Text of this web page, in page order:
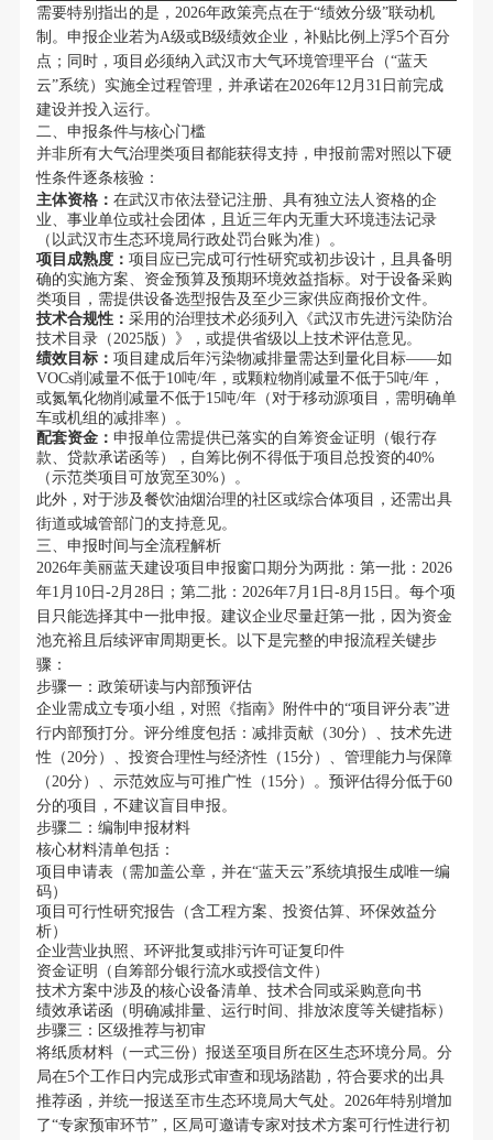
需要特别指出的是，2026年政策亮点在于“绩效分级”联动机
制。申报企业若为A级或B级绩效企业，补贴比例上浮5个百分
点；同时，项目必须纳入武汉市大气环境管理平台（“蓝天
云”系统）实施全过程管理，并承诺在2026年12月31日前完成
建设并投入运行。
二、申报条件与核心门槛
并非所有大气治理类项目都能获得支持，申报前需对照以下硬
性条件逐条核验：
主体资格： 在武汉市依法登记注册、具有独立法人资格的企
业、事业单位或社会团体，且近三年内无重大环境违法记录
（以武汉市生态环境局行政处罚台账为准）。
项目成熟度： 项目应已完成可行性研究或初步设计，且具备明
确的实施方案、资金预算及预期环境效益指标。对于设备采购
类项目，需提供设备选型报告及至少三家供应商报价文件。
技术合规性： 采用的治理技术必须列入《武汉市先进污染防治
技术目录（2025版）》，或提供省级以上技术评估意见。
绩效目标： 项目建成后年污染物减排量需达到量化目标——如
VOCs削减量不低于10吨/年，或颗粒物削减量不低于5吨/年，
或氮氧化物削减量不低于15吨/年（对于移动源项目，需明确单
车或机组的减排率）。
配套资金： 申报单位需提供已落实的自筹资金证明（银行存
款、贷款承诺函等），自筹比例不得低于项目总投资的40%
（示范类项目可放宽至30%）。
此外，对于涉及餐饮油烟治理的社区或综合体项目，还需出具
街道或城管部门的支持意见。
三、申报时间与全流程解析
2026年美丽蓝天建设项目申报窗口期分为两批：第一批：2026
年1月10日-2月28日；第二批：2026年7月1日-8月15日。每个项
目只能选择其中一批申报。建议企业尽量赶第一批，因为资金
池充裕且后续评审周期更长。以下是完整的申报流程关键步
骤：
步骤一：政策研读与内部预评估
企业需成立专项小组，对照《指南》附件中的“项目评分表”进
行内部预打分。评分维度包括：减排贡献（30分）、技术先进
性（20分）、投资合理性与经济性（15分）、管理能力与保障
（20分）、示范效应与可推广性（15分）。预评估得分低于60
分的项目，不建议盲目申报。
步骤二：编制申报材料
核心材料清单包括：
项目申请表（需加盖公章，并在“蓝天云”系统填报生成唯一编
码）
项目可行性研究报告（含工程方案、投资估算、环保效益分
析）
企业营业执照、环评批复或排污许可证复印件
资金证明（自筹部分银行流水或授信文件）
技术方案中涉及的核心设备清单、技术合同或采购意向书
绩效承诺函（明确减排量、运行时间、排放浓度等关键指标）
步骤三：区级推荐与初审
将纸质材料（一式三份）报送至项目所在区生态环境分局。分
局在5个工作日内完成形式审查和现场踏勘，符合要求的出具
推荐函，并统一报送至市生态环境局大气处。2026年特别增加
了“专家预审环节”，区局可邀请专家对技术方案可行性进行初